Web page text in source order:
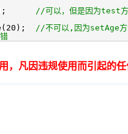
//可以，但是因为test方
//不可以,因为setAge
，凡因违规使用而引起的